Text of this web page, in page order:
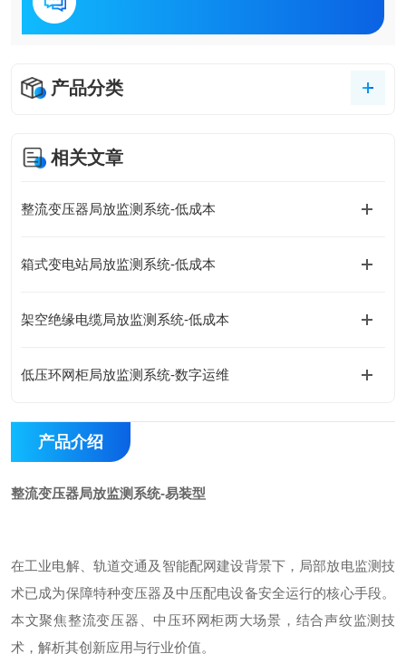
产品分类
相关文章
整流变压器局放监测系统-低成本
箱式变电站局放监测系统-低成本
架空绝缘电缆局放监测系统-低成本
低压环网柜局放监测系统-数字运维
产品介绍
整流变压器局放监测系统-易装型
在工业电解、轨道交通及智能配网建设背景下，局部放电监测技
术已成为保障特种变压器及中压配电设备安全运行的核心手段。
本文聚焦整流变压器、中压环网柜两大场景，结合声纹监测技
术，解析其创新应用与行业价值。